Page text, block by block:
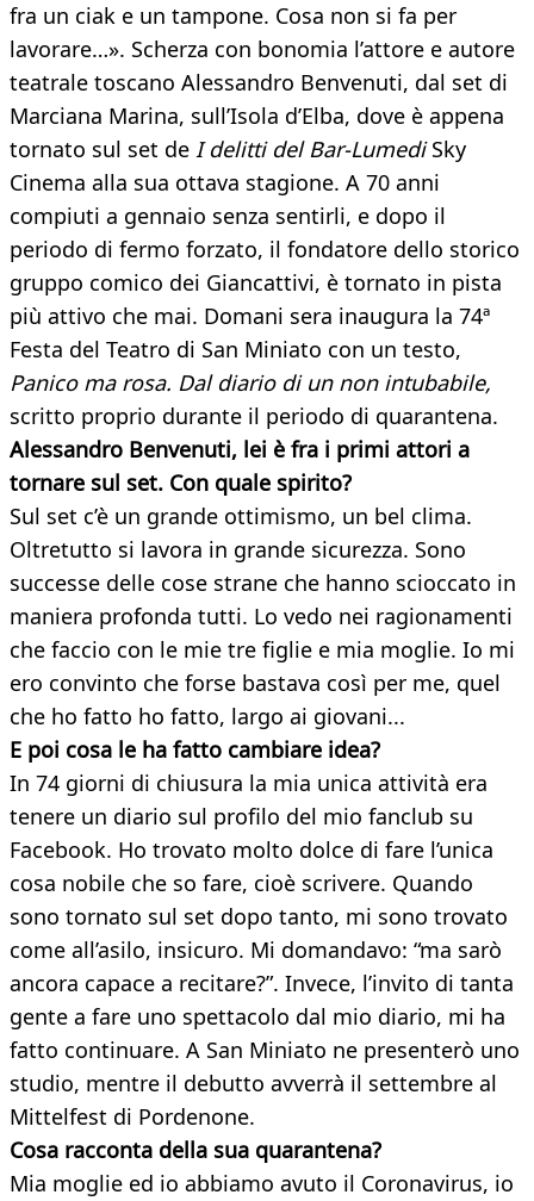
fra un ciak e un tampone. Cosa non si fa per
lavorare…». Scherza con bonomia l’attore e autore
teatrale toscano Alessandro Benvenuti, dal set di
Marciana Marina, sull’Isola d’Elba, dove è appena
tornato sul set de I delitti del Bar-LumediSky
Cinema alla sua ottava stagione. A 70 anni
compiuti a gennaio senza sentirli, e dopo il
periodo di fermo forzato, il fondatore dello storico
gruppo comico dei Giancattivi, è tornato in pista
più attivo che mai. Domani sera inaugura la 74ª
Festa del Teatro di San Miniato con un testo,
Panico ma rosa. Dal diario di un non intubabile,
scritto proprio durante il periodo di quarantena.
Alessandro Benvenuti, lei è fra i primi attori a
tornare sul set. Con quale spirito?
Sul set c’è un grande ottimismo, un bel clima.
Oltretutto si lavora in grande sicurezza. Sono
successe delle cose strane che hanno scioccato in
maniera profonda tutti. Lo vedo nei ragionamenti
che faccio con le mie tre figlie e mia moglie. Io mi
ero convinto che forse bastava così per me, quel
che ho fatto ho fatto, largo ai giovani...
E poi cosa le ha fatto cambiare idea?
In 74 giorni di chiusura la mia unica attività era
tenere un diario sul profilo del mio fanclub su
Facebook. Ho trovato molto dolce di fare l’unica
cosa nobile che so fare, cioè scrivere. Quando
sono tornato sul set dopo tanto, mi sono trovato
come all’asilo, insicuro. Mi domandavo: “ma sarò
ancora capace a recitare?”. Invece, l’invito di tanta
gente a fare uno spettacolo dal mio diario, mi ha
fatto continuare. A San Miniato ne presenterò uno
studio, mentre il debutto avverrà il settembre al
Mittelfest di Pordenone.
Cosa racconta della sua quarantena?
Mia moglie ed io abbiamo avuto il Coronavirus, io